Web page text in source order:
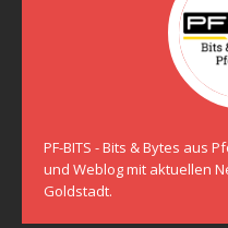
PF-BITS - Bits & Bytes aus
und Weblog mit aktuellen
Goldstadt.